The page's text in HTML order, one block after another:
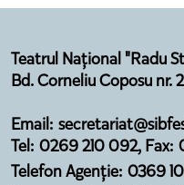
Teatrul Național "Radu
Bd. Corneliu Coposu nr.
Email:
Tel: 0269 210 092, Fax:
Telefon Agenție: 0369